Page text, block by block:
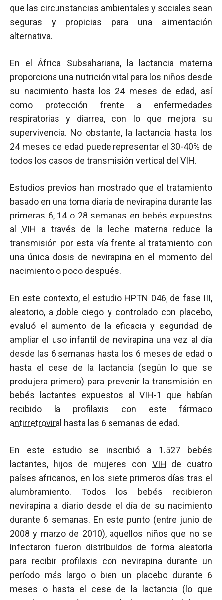
que las circunstancias ambientales y sociales sean
seguras y propicias para una alimentación
alternativa.
En el África Subsahariana, la lactancia materna
proporciona una nutrición vital para los niños desde
su nacimiento hasta los 24 meses de edad, así
como protección frente a enfermedades
respiratorias y diarrea, con lo que mejora su
supervivencia. No obstante, la lactancia hasta los
24 meses de edad puede representar el 30-40% de
todos los casos de transmisión vertical del VIH.
Estudios previos han mostrado que el tratamiento
basado en una toma diaria de nevirapina durante las
primeras 6, 14 o 28 semanas en bebés expuestos
al VIH a través de la leche materna reduce la
transmisión por esta vía frente al tratamiento con
una única dosis de nevirapina en el momento del
nacimiento o poco después.
En este contexto, el estudio HPTN 046, de fase III,
aleatorio, a doble ciego y controlado con placebo,
evaluó el aumento de la eficacia y seguridad de
ampliar el uso infantil de nevirapina una vez al día
desde las 6 semanas hasta los 6 meses de edad o
hasta el cese de la lactancia (según lo que se
produjera primero) para prevenir la transmisión en
bebés lactantes expuestos al VIH-1 que habían
recibido la profilaxis con este fármaco
antirretroviral hasta las 6 semanas de edad.
En este estudio se inscribió a 1.527 bebés
lactantes, hijos de mujeres con VIH de cuatro
países africanos, en los siete primeros días tras el
alumbramiento. Todos los bebés recibieron
nevirapina a diario desde el día de su nacimiento
durante 6 semanas. En este punto (entre junio de
2008 y marzo de 2010), aquellos niños que no se
infectaron fueron distribuidos de forma aleatoria
para recibir profilaxis con nevirapina durante un
período más largo o bien un placebo durante 6
meses o hasta el cese de la lactancia (lo que